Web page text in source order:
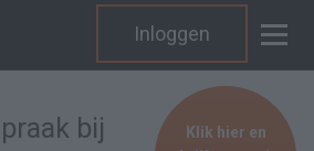
Inloggen
bij
Klik hier en